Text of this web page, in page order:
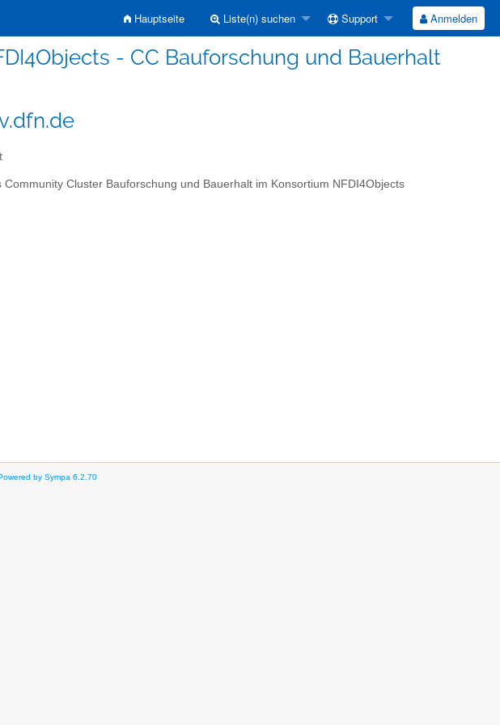
Hauptseite Liste(n) suchen Support Anmelden
- CC Bauforschung und Bauerhalt
Cluster Bauforschung und Bauerhalt im Konsortium NFDI4Objects
by Sympa 6.2.70